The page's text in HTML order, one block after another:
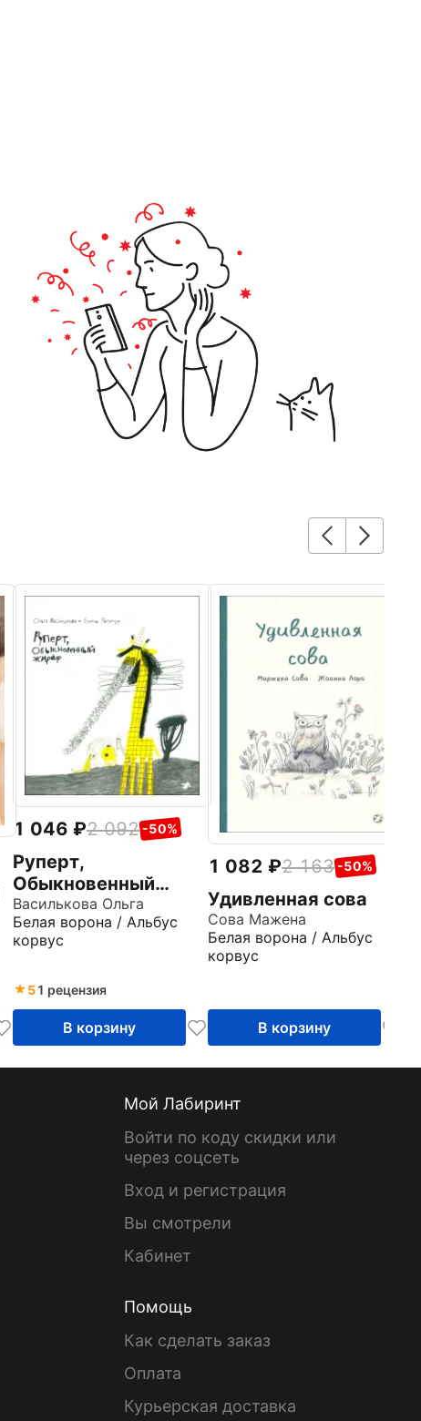
1 046 2 092 -50%
Руперт,
Обыкновенный
жираф
Василькова Ольга
Белая ворона / Альбус
корвус
51 рецензия
В корзину
1 082 2 163 -50%
Удивленная сова
Сова Мажена
Белая ворона / Альбус
корвус
В корзину
Мой Лабиринт
Войти по коду скидки или
через соцсеть
Вход и регистрация
Вы смотрели
Кабинет
Помощь
Как сделать заказ
Оплата
Курьерская доставка